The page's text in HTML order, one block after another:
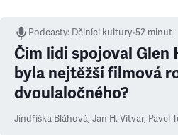
Podcasty: Dělníci kultury•52 minut
Čím lidi spojoval Glen
byla nejtěžší filmová
dvoulaločného?
Jindřiška Bláhová, Jan H. Vitvar, Pavel